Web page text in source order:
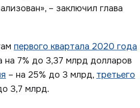
– заключил глава
первого квартала 2020 года
на 7% до 3,37 млрд долларов
– на 25% до 3 млрд, третьего
3,7 млрд.